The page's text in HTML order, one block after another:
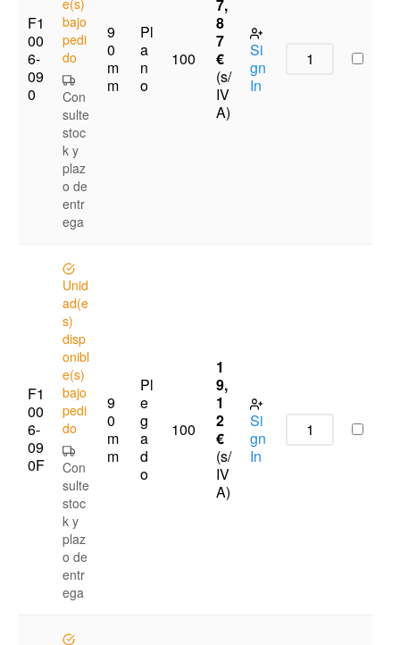
F1
00
6-
09
0
bajo
pedi
do
Con
sulte
stoc
k y
plaz
o de
entr
ega
9
0
m
m
Pl
a
n
o
100
7,
8
7
€
(s/
IV
A)
Si
gn
In
F1
00
6-
09
0F
Unid
ad(e
s)
disp
onibl
e(s)
bajo
pedi
do
Con
sulte
stoc
k y
plaz
o de
entr
ega
9
0
m
m
Pl
e
g
a
d
o
100
1
9,
1
2
€
(s/
IV
A)
Si
gn
In